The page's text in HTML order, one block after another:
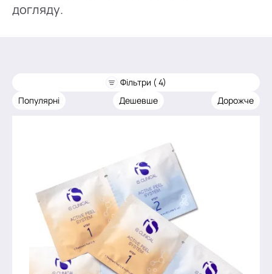
догляду.
Фільтри ( 4)
Популярні
Дешевше Дорожче